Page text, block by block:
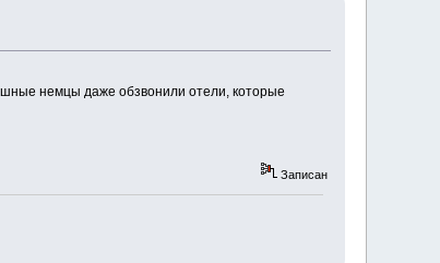
немцы даже обзвонили отели, которые
Записан